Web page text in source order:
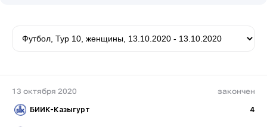
13 октября 2020 закончен
БИИК-Казыгурт 4